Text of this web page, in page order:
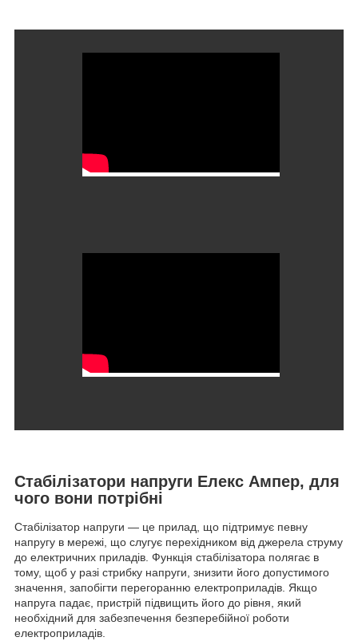
Стабілізатори напруги Елекс Ампер, для
чого вони потрібні
Стабілізатор напруги — це прилад, що підтримує певну
напругу в мережі, що слугує перехідником від джерела струму
до електричних приладів. Функція стабілізатора полягає в
тому, щоб у разі стрибку напруги, знизити його допустимого
значення, запобігти перегоранню електроприладів. Якщо
напруга падає, пристрій підвищить його до рівня, який
необхідний для забезпечення безперебійної роботи
електроприладів.